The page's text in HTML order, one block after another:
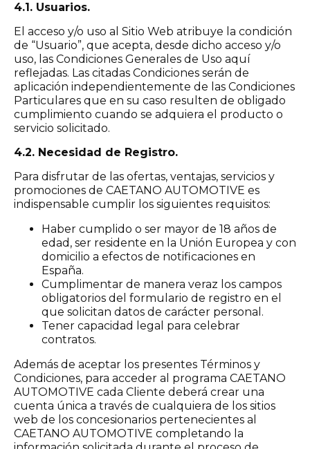
4.1. Usuarios.
El acceso y/o uso al Sitio Web atribuye la condición
de “Usuario”, que acepta, desde dicho acceso y/o
uso, las Condiciones Generales de Uso aquí
reflejadas. Las citadas Condiciones serán de
aplicación independientemente de las Condiciones
Particulares que en su caso resulten de obligado
cumplimiento cuando se adquiera el producto o
servicio solicitado.
4.2. Necesidad de Registro.
Para disfrutar de las ofertas, ventajas, servicios y
promociones de CAETANO AUTOMOTIVE es
indispensable cumplir los siguientes requisitos:
Haber cumplido o ser mayor de 18 años de
edad, ser residente en la Unión Europea y con
domicilio a efectos de notificaciones en
España.
Cumplimentar de manera veraz los campos
obligatorios del formulario de registro en el
que solicitan datos de carácter personal.
Tener capacidad legal para celebrar
contratos.
Además de aceptar los presentes Términos y
Condiciones, para acceder al programa CAETANO
AUTOMOTIVE cada Cliente deberá crear una
cuenta única a través de cualquiera de los sitios
web de los concesionarios pertenecientes al
CAETANO AUTOMOTIVE completando la